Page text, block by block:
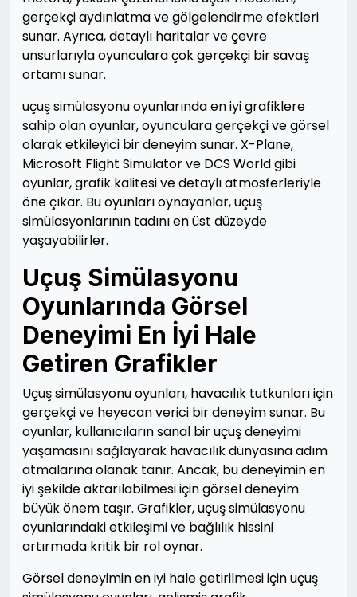
gerçekçi aydınlatma ve gölgelendirme efektleri
sunar. Ayrıca, detaylı haritalar ve çevre
unsurlarıyla oyunculara çok gerçekçi bir savaş
ortamı sunar.
uçuş simülasyonu oyunlarında en iyi grafiklere
sahip olan oyunlar, oyunculara gerçekçi ve görsel
olarak etkileyici bir deneyim sunar. X-Plane,
Microsoft Flight Simulator ve DCS World gibi
oyunlar, grafik kalitesi ve detaylı atmosferleriyle
öne çıkar. Bu oyunları oynayanlar, uçuş
simülasyonlarının tadını en üst düzeyde
yaşayabilirler.
Uçuş Simülasyonu
Oyunlarında Görsel
Deneyimi En İyi Hale
Getiren Grafikler
Uçuş simülasyonu oyunları, havacılık tutkunları için
gerçekçi ve heyecan verici bir deneyim sunar. Bu
oyunlar, kullanıcıların sanal bir uçuş deneyimi
yaşamasını sağlayarak havacılık dünyasına adım
atmalarına olanak tanır. Ancak, bu deneyimin en
iyi şekilde aktarılabilmesi için görsel deneyim
büyük önem taşır. Grafikler, uçuş simülasyonu
oyunlarındaki etkileşimi ve bağlılık hissini
artırmada kritik bir rol oynar.
Görsel deneyimin en iyi hale getirilmesi için uçuş